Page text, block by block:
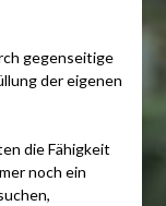
gegenseitige
der eigenen
die Fähigkeit
noch ein